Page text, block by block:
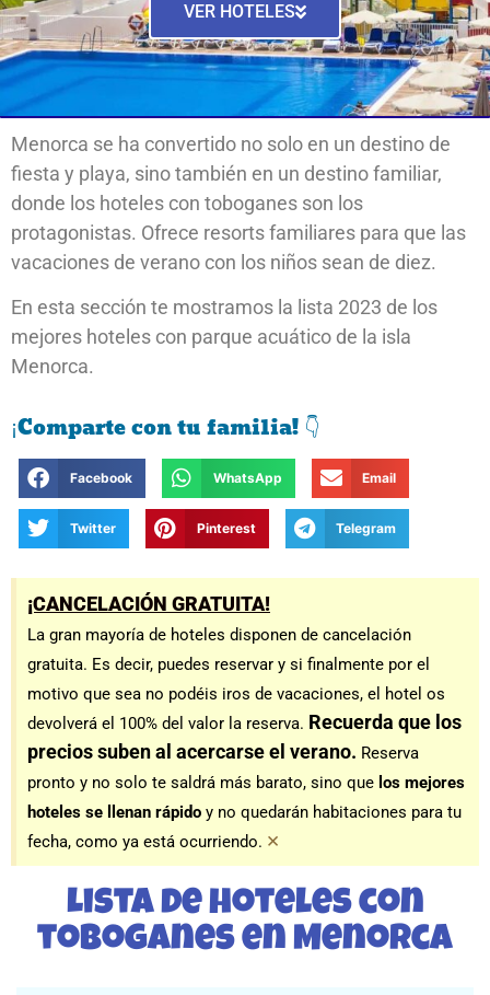
VER HOTELES
Menorca se ha convertido no solo en un destino de
fiesta y playa, sino también en un destino familiar,
donde los hoteles con toboganes son los
protagonistas. Ofrece resorts familiares para que las
vacaciones de verano con los niños sean de diez.
En esta sección te mostramos la lista 2023 de los
mejores hoteles con parque acuático de la isla
Menorca.
¡Comparte con tu familia! 👇
Facebook WhatsApp Email
Twitter Pinterest Telegram
¡CANCELACIÓN GRATUITA!
La gran mayoría de hoteles disponen de cancelación
gratuita. Es decir, puedes reservar y si finalmente por el
motivo que sea no podéis iros de vacaciones, el hotel os
devolverá el 100% del valor la reserva. Recuerda que los
precios suben al acercarse el verano. Reserva
pronto y no solo te saldrá más barato, sino que los mejores
hoteles se llenan rápido y no quedarán habitaciones para tu
fecha, como ya está ocurriendo. ×
Lista de hoteles con
toboganes en Menorca